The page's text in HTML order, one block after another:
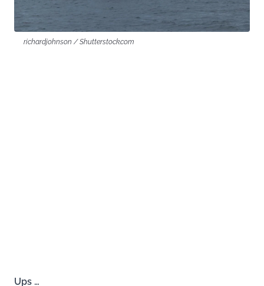
richardjohnson / Shutterstock.com
Ups …